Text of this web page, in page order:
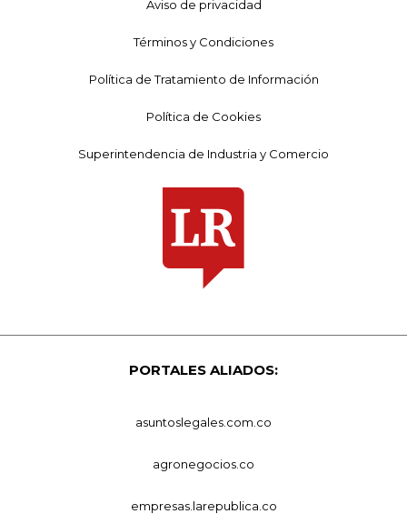
Aviso de privacidad
Términos y Condiciones
Política de Tratamiento de Información
Política de Cookies
Superintendencia de Industria y Comercio
PORTALES ALIADOS:
asuntoslegales.com.co
agronegocios.co
empresas.larepublica.co